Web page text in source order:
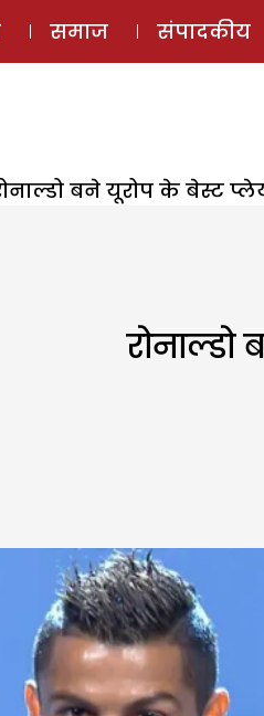
समाज संपादकीय
बने यूरोप के बेस्ट